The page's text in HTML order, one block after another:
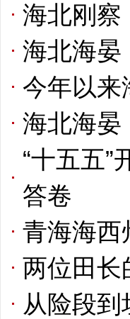
海北刚察
海北海晏
今年以来
海北海晏
“十五五
答卷
青海海西
两位田长
从险段